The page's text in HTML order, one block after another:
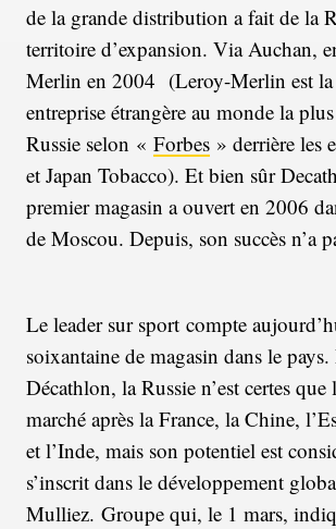
de la grande distribution a fait de la
territoire d’expansion. Via Auchan,
Merlin en 2004 (Leroy-Merlin est la
entreprise étrangère au monde la
Russie selon « Forbes » derrière les
et Japan Tobacco). Et bien sûr
premier magasin a ouvert en 2006
de Moscou. Depuis, son succès n’a
Le leader sur sport compte
soixantaine de magasin dans le
Décathlon, la Russie n’est certes que
marché après la France, la Chine,
et l’Inde, mais son potentiel est
s’inscrit dans le développement
Mulliez. Groupe qui, le 1 mars,